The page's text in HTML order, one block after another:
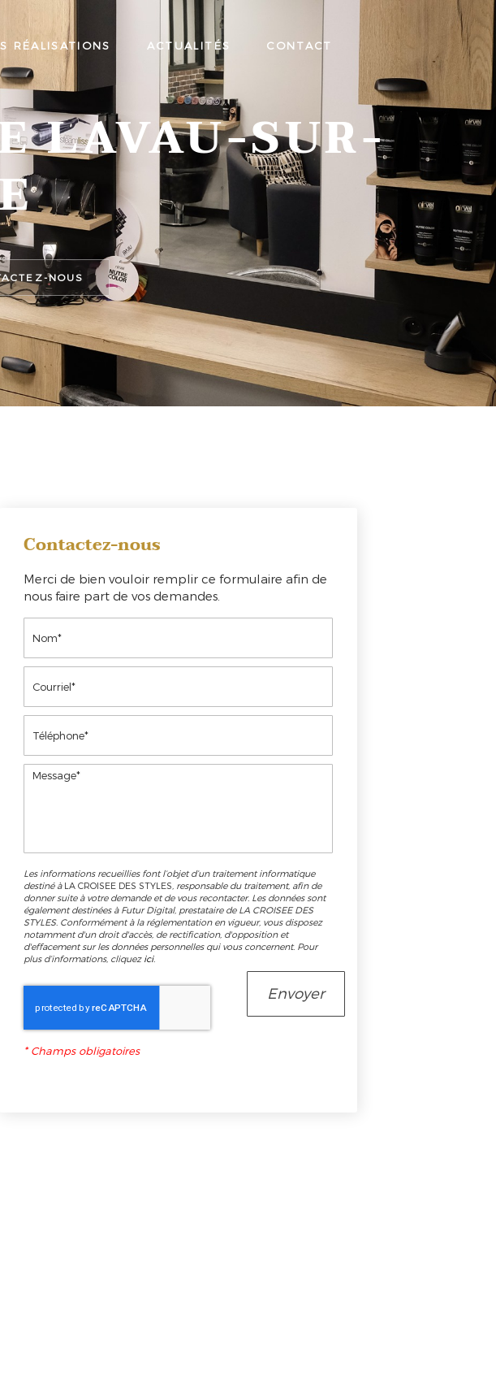
RÉALISATIONS ACTUALITÉS CONTACT
LAVAU-SUR-
NOUS
Contactez-nous
Merci de bien vouloir remplir ce formulaire afin de
nous faire part de vos demandes.
Les informations recueillies font l’objet d’un traitement informatique
destiné àLA CROISEE DES STYLES , responsable du traitement, afin de
donner suite à votre demande et de vous recontacter. Les données sont
également destinées à Futur Digital, prestataire de LA CROISEE DES
STYLES. Conformément à la réglementation en vigueur, vous disposez
notamment d'un droit d'accès, de rectification, d'opposition et
d'effacement sur les données personnelles qui vous concernent. Pour
plus d’informations, cliquez ici.
*Champs obligatoires